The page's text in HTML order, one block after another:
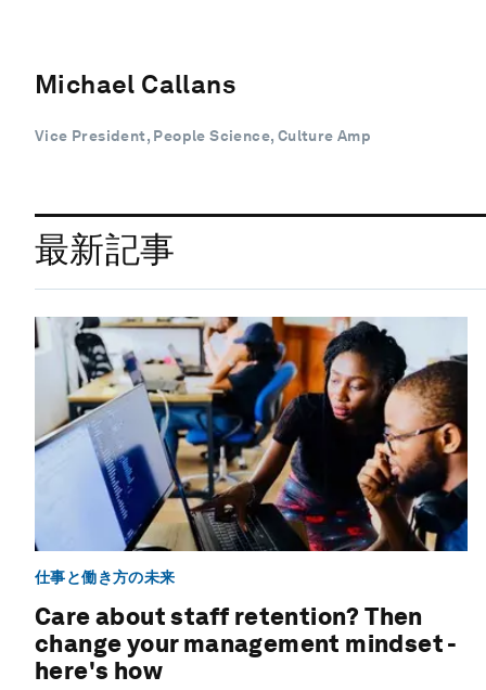
Michael Callans
Vice President, People Science, Culture Amp
最新記事
仕事と働き方の未来
Care about staff retention? Then
change your management mindset -
here's how